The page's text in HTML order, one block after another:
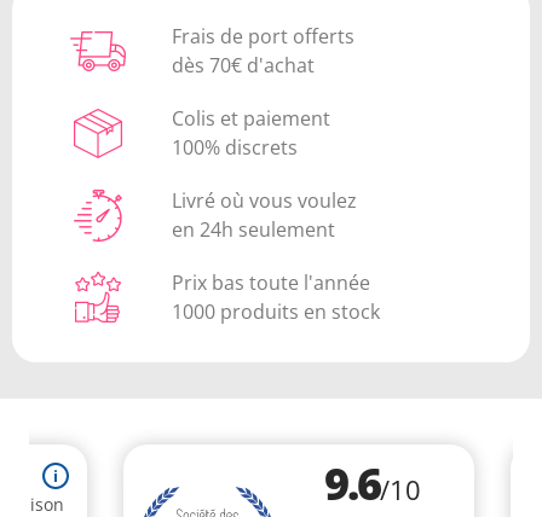
Frais de port offerts
dès 70€ d'achat
Colis et paiement
100% discrets
Livré où vous voulez
en 24h seulement
Prix bas toute l'année
1000 produits en stock